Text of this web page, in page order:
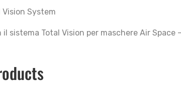
Vision System
sistema Total Vision per maschere Air Space